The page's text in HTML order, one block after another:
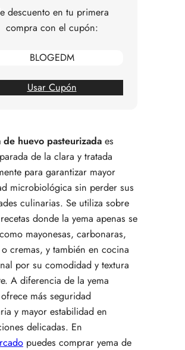
no necesitas yema pasteurizada
elegir una buena yema de huevo
dulce y salada
¿merece la pena?
descuento en tu primera
compra con el cupón:
BLOGEDM
Usar Cupón
de huevo pasteurizada es
de la clara y tratada
para garantizar mayor
microbiológica sin perder sus
culinarias. Se utiliza sobre
donde la yema apenas se
mayonesas, carbonaras,
cremas, y también en cocina
por su comodidad y textura
A diferencia de la yema
más seguridad
y mayor estabilidad en
delicadas. En
puedes comprar yema de